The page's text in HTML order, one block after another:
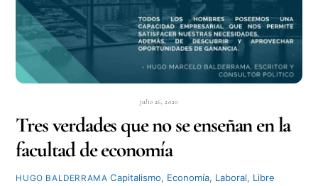
julio 26, 2020
Tres verdades que no se enseñan en la
facultad de economía
HUGO BALDERRAMA Capitalismo, Economía, Laboral, Libre